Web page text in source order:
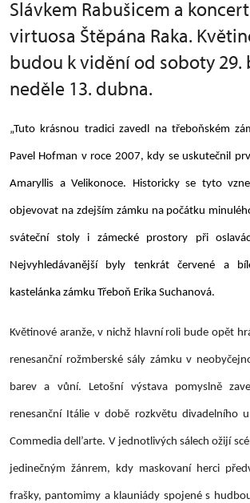
Slávkem Rabušicem a
virtuosa Štěpána Raka.
budou k vidění od soboty 29.
neděle 13. dubna.
„Tuto krásnou tradici zavedl na třeboňském
Pavel Hofman v roce 2007, kdy se uskutečnil
Amaryllis a Velikonoce. Historicky se tyto
objevovat na zdejším zámku na počátku
sváteční stoly i zámecké prostory při
Nejvyhledávanější byly tenkrát červené a
kastelánka zámku Třeboň Erika Suchanová.
Květinové aranže, v nichž hlavní roli bude opět
renesanční rožmberské sály zámku v
barev a vůní. Letošní výstava pomyslně
renesanční Itálie v době rozkvětu divadelního
Commedia dell’arte. V jednotlivých sálech ožijí
jedinečným žánrem, kdy maskovaní herci
frašky, pantomimy a klauniády spojené s